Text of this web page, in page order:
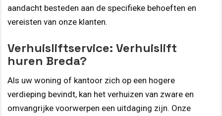
aandacht besteden aan de specifieke behoeften en
vereisten van onze klanten.
Verhuisliftservice: Verhuislift
huren Breda?
Als uw woning of kantoor zich op een hogere
verdieping bevindt, kan het verhuizen van zware en
omvangrijke voorwerpen een uitdaging zijn. Onze